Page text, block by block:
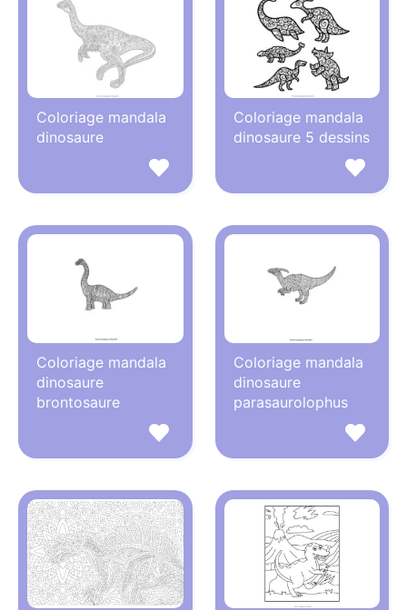
Coloriage mandala
dinosaure
Coloriage mandala
dinosaure 5 dessins
Coloriage mandala
dinosaure
brontosaure
Coloriage mandala
dinosaure
parasaurolophus